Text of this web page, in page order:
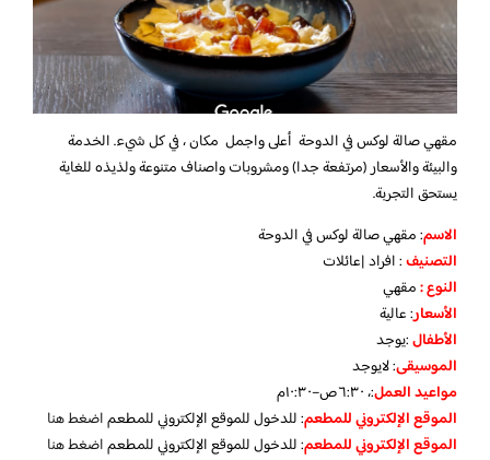
مقهي صالة لوكس في الدوحة أعلى واجمل مكان ، في كل شيء. الخدمة
والبيئة والأسعار (مرتفعة جدا) ومشروبات واصناف متنوعة ولذيذه للغاية
يستحق التجربة.
الاسم: مقهي صالة لوكس في الدوحة
التصنيف: افراد |عائلات
النوع :مقهي
الأسعار: عالية
الأطفال:يوجد
الموسيقى:لايوجد
مواعيد العمل:، ٦:٣٠ص–١٠:٣٠م
الموقع الإلكتروني للمطعم: للدخول للموقع الإلكتروني للمطعماضغط هنا
الموقع الإلكتروني للمطعم: للدخول للموقع الإلكتروني للمطعماضغط هنا